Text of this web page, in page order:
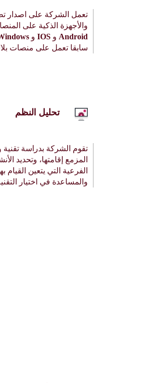
تعمل الشركة على اصدار
والأجهزة الذكية على
Android و IOS و
سابقا تعمل على منصات
تحليل النظم
تقوم الشركة بدراسة تقنية
المزمع إقامتها، وتحديد
الفرعية التي يتعين القيام
والمساعدة في اختيار